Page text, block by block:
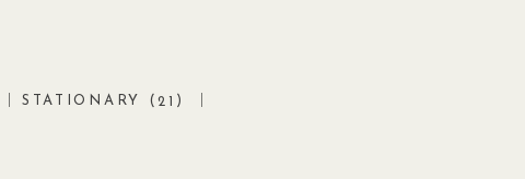
STATIONARY (21 )